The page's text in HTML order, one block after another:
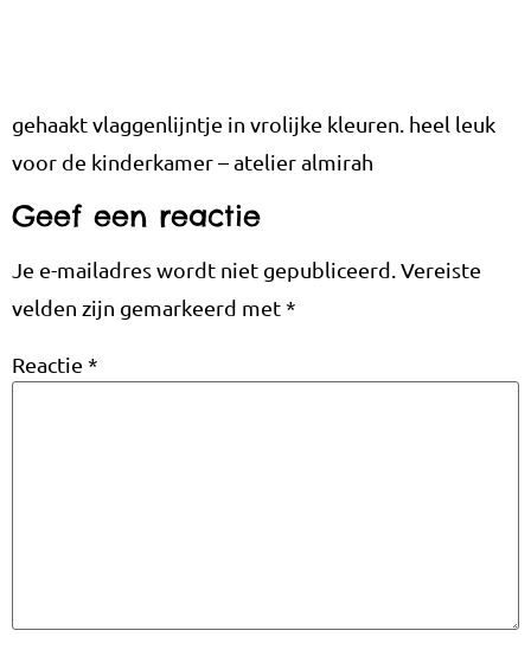
gehaakt vlaggenlijntje in vrolijke kleuren. heel leuk
voor de kinderkamer – atelier almirah
Geef een reactie
Je e-mailadres wordt niet gepubliceerd. Vereiste
velden zijn gemarkeerd met*
Reactie *